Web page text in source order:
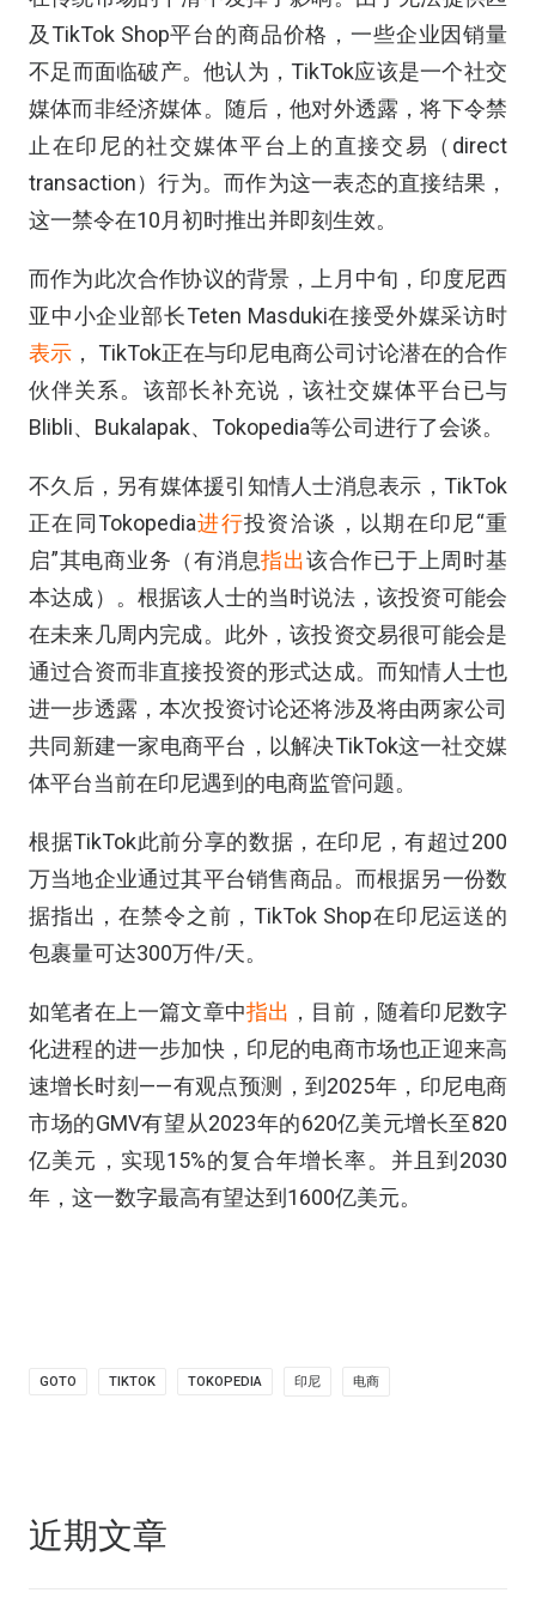
及TikTok Shop平台的商品价格，一些企业因销量
不足而面临破产。他认为，TikTok应该是一个社交
媒体而非经济媒体。随后，他对外透露，将下令禁
止在印尼的社交媒体平台上的直接交易（direct
transaction）行为。而作为这一表态的直接结果，
这一禁令在10月初时推出并即刻生效。
而作为此次合作协议的背景，上月中旬，印度尼西
亚中小企业部长Teten Masduki在接受外媒采访时
表示 ， TikTok正在与印尼电商公司讨论潜在的合作
伙伴关系。该部长补充说，该社交媒体平台已与
Blibli、Bukalapak、Tokopedia等公司进行了会谈。
不久后，另有媒体援引知情人士消息表示，TikTok
正在同Tokopedia进行投资洽谈，以期在印尼“重
启”其电商业务（有消息指出该合作已于上周时基
本达成）。根据该人士的当时说法，该投资可能会
在未来几周内完成。此外，该投资交易很可能会是
通过合资而非直接投资的形式达成。而知情人士也
进一步透露，本次投资讨论还将涉及将由两家公司
共同新建一家电商平台，以解决TikTok这一社交媒
体平台当前在印尼遇到的电商监管问题。
根据TikTok此前分享的数据，在印尼，有超过200
万当地企业通过其平台销售商品。而根据另一份数
据指出，在禁令之前，TikTok Shop在印尼运送的
包裹量可达300万件/天。
如笔者在上一篇文章中指出 ，目前，随着印尼数字
化进程的进一步加快，印尼的电商市场也正迎来高
速增长时刻 ——有观点预测，到 2025年，印尼电商
市场的GMV有望从2023年的620亿美元增长至820
亿美元，实现15%的复合年增长率。并且到 2030
年，这一数字最高有望达到 1600亿美元。
GOTO TIKTOK TOKOPEDIA 印尼 电商
近期文章